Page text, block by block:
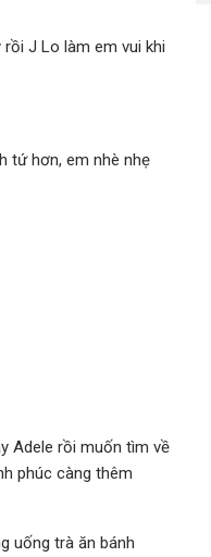
J Lo làm em vui khi
tứ hơn, em nhè nhẹ
Adele rồi muốn tìm về
phúc càng thêm
uống trà ăn bánh